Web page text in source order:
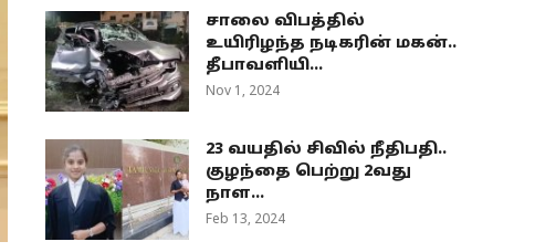
சாலை விபத்தில்
உயிரிழந்த நடிகரின் மகன்..
தீபாவளியி...
Nov 1, 2024
23 வயதில் சிவில் நீதிபதி..
குழந்தை பெற்று 2வது
நாள...
Feb 13, 2024